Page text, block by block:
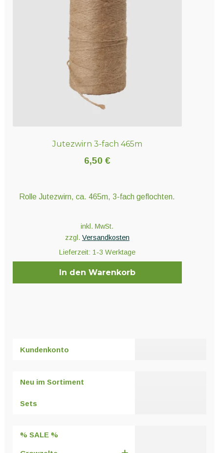
Jutezwirn 3-fach 465m
6,50 €
Rolle Jutezwirn, ca. 465m, 3-fach geflochten.
inkl. MwSt.
zzgl. Versandkosten
Lieferzeit: 1-3 Werktage
In den Warenkorb
Kundenkonto
Neu im Sortiment
Sets
% SALE %